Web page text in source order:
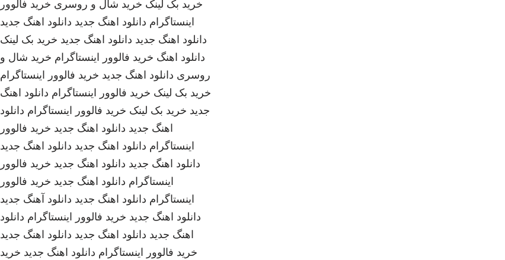
خرید بک لینک خرید شال و روسری خرید فالوور
اینستاگرام دانلود اهنگ جدید دانلود اهنگ جدید
دانلود اهنگ جدید دانلود اهنگ جدید خرید بک لینک
دانلود اهنگ خرید فالوور اینستاگرام خرید شال و
روسری دانلود اهنگ جدید خرید فالوور اینستاگرام
خرید بک لینک خرید فالوور اینستاگرام دانلود اهنگ
جدید خرید بک لینک خرید فالوور اینستاگرام دانلود
اهنگ جدید دانلود اهنگ جدید خرید فالوور
اینستاگرام دانلود اهنگ جدید دانلود اهنگ جدید
دانلود اهنگ جدید دانلود اهنگ جدید خرید فالوور
اینستاگرام دانلود اهنگ جدید خرید فالوور
اینستاگرام دانلود اهنگ جدید دانلود آهنگ جدید
دانلود اهنگ جدید خرید فالوور اینستاگرام دانلود
اهنگ جدید دانلود اهنگ جدید دانلود اهنگ جدید
خرید فالوور اینستاگرام دانلود اهنگ جدید خرید